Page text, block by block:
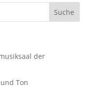
der
Ton